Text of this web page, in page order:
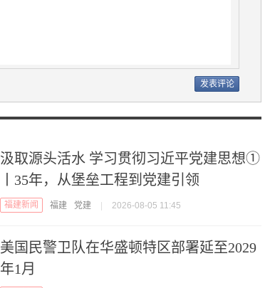
汲取源头活水 学习贯彻习近平党建思想①
丨35年，从堡垒工程到党建引领
福建新闻 福建 党建 2026-08-05 11:45
美国民警卫队在华盛顿特区部署延至2029
年1月